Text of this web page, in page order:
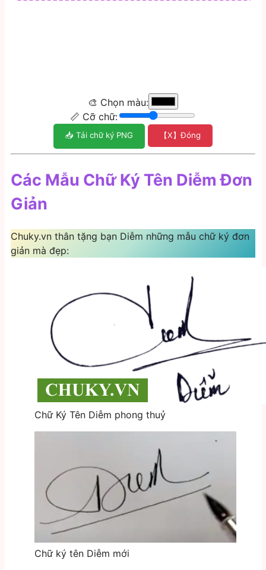
🎨 Chọn màu:
📏 Cỡ chữ:
📥 Tải chữ ký PNG 【X】Đóng
Các Mẫu Chữ Ký Tên Diễm Đơn
Giản
Chuky.vn thân tặng bạn Diễm những mẫu chữ ký đơn
giản mà đẹp:
Chữ Ký Tên Diễm phong thuỷ
Chữ ký tên Diễm mới